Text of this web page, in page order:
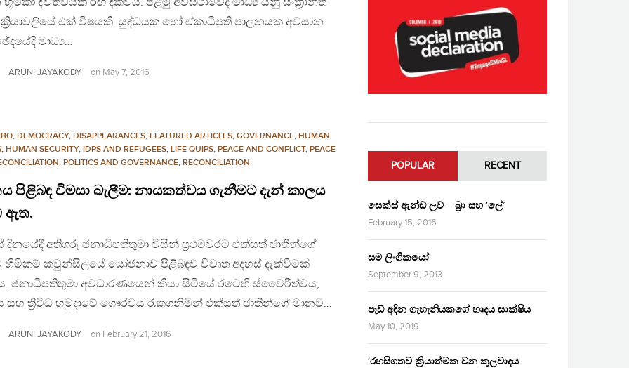
එක් විෂයකි. යුද්ධයක හෝ ඒකාධිපති පාලනයක අවසාන
මාධ්‍ය…
ARUNI JAYAKODY on May 7, 2016
, DEMOCRACY, DISAPPEARANCES, FEATURED ARTICLES, GOVERNANCE, HUMAN
, HUMAN SECURITY, IDPS AND REFUGEES, LIFE QUIPS, PEACE AND CONFLICT, PEACE
, POLITICS AND GOVERNANCE, RECONCILIATION
පිළිබඳ විමසා බැලීම: නායකත්වය ගැනීමට දැන් කාලය
ඇත.
දිනයේදී අතිගරු ජනාධිපතිතුමා විසින් ප්‍රථමවරට එක්සත් ජාතීන්ගේ
හිමිකම් කවුන්සිලයේ යෝජනාව පිළිබඳව විවෘත අදහස් දැක්වීමක්
ජනාධිපතිතුමා අවධාරණයෙන් කියා සිටියේ රටෙහි ස්වෛරීත්වය,
සහ ත්‍රිවිධ හමුදාවේ ගෞරවය රැකගනිමින් එක්සත් ජාතීන්ගේ මානව…
ARUNI JAYAKODY on February 21, 2016
POPULAR RECENT
සෙක්ස් ඇන්ඩ් ලව් – බ්‍රා සහ ‘ලේ’
February 15, 2016
සම ලිංගිකයෝ
September 9, 2013
පෑඩ් අඳින ගැහැනියකගේ හෘදය සාක්ෂිය
May 10, 2019
‘රහසිගතව ක්‍රියාත්මක වන කුලවාදය